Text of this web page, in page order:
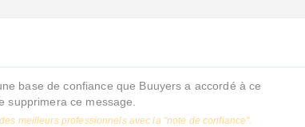
base de confiance que Buuyers a accordé à ce
supprimera ce message.
meilleurs professionnels avec la "note de confiance".